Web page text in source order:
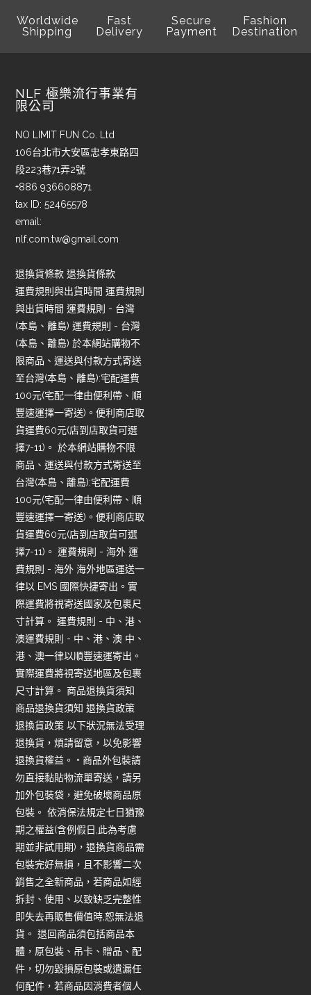
Worldwide
Shipping
Fast
Delivery
Secure
Payment
Fashion
Destination
NLF 極樂流行事業有
限公司
NO LIMIT FUN Co. Ltd
106台北市大安區忠孝東路四
段223巷71弄2號
+886 936608871
tax ID: 52465578
email:
nlf.com.tw@gmail.com
退換貨條款 退換貨條款
運費規則與出貨時間 運費規則
與出貨時間 運費規則 - 台灣
(本島、離島) 運費規則 - 台灣
(本島、離島) 於本網站購物不
限商品、運送與付款方式寄送
至台灣(本島、離島):宅配運費
100元(宅配一律由便利帶、順
豐速運擇一寄送)。便利商店取
貨運費60元(店到店取貨可選
擇7-11)。 於本網站購物不限
商品、運送與付款方式寄送至
台灣(本島、離島):宅配運費
100元(宅配一律由便利帶、順
豐速運擇一寄送)。便利商店取
貨運費60元(店到店取貨可選
擇7-11)。 運費規則 - 海外 運
費規則 - 海外 海外地區運送一
律以 EMS 國際快捷寄出。實
際運費將視寄送國家及包裹尺
寸計算。 運費規則 - 中、港、
澳運費規則 - 中、港、澳 中、
港、澳一律以順豐速運寄出。
實際運費將視寄送地區及包裹
尺寸計算。 商品退換貨須知
商品退換貨須知 退換貨政策
退換貨政策 以下狀況無法受理
退換貨，煩請留意，以免影響
退換貨權益。 • 商品外包裝請
勿直接黏貼物流單寄送，請另
加外包裝袋，避免破壞商品原
包裝。 依消保法規定七日猶豫
期之權益(含例假日,此為考慮
期並非試用期)，退換貨商品需
包裝完好無損，且不影響二次
銷售之全新商品，若商品如經
拆封、使用、以致缺乏完整性
即失去再販售價值時,恕無法退
貨。 退回商品須包括商品本
體，原包裝、吊卡、贈品、配
件，切勿毀損原包裝或遺漏任
何配件，若商品因消費者個人